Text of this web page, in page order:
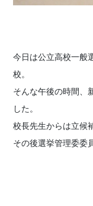
今日は公立高校一般
校。
そんな午後の時間、
した。
校長先生からは立候
その後選挙管理委委